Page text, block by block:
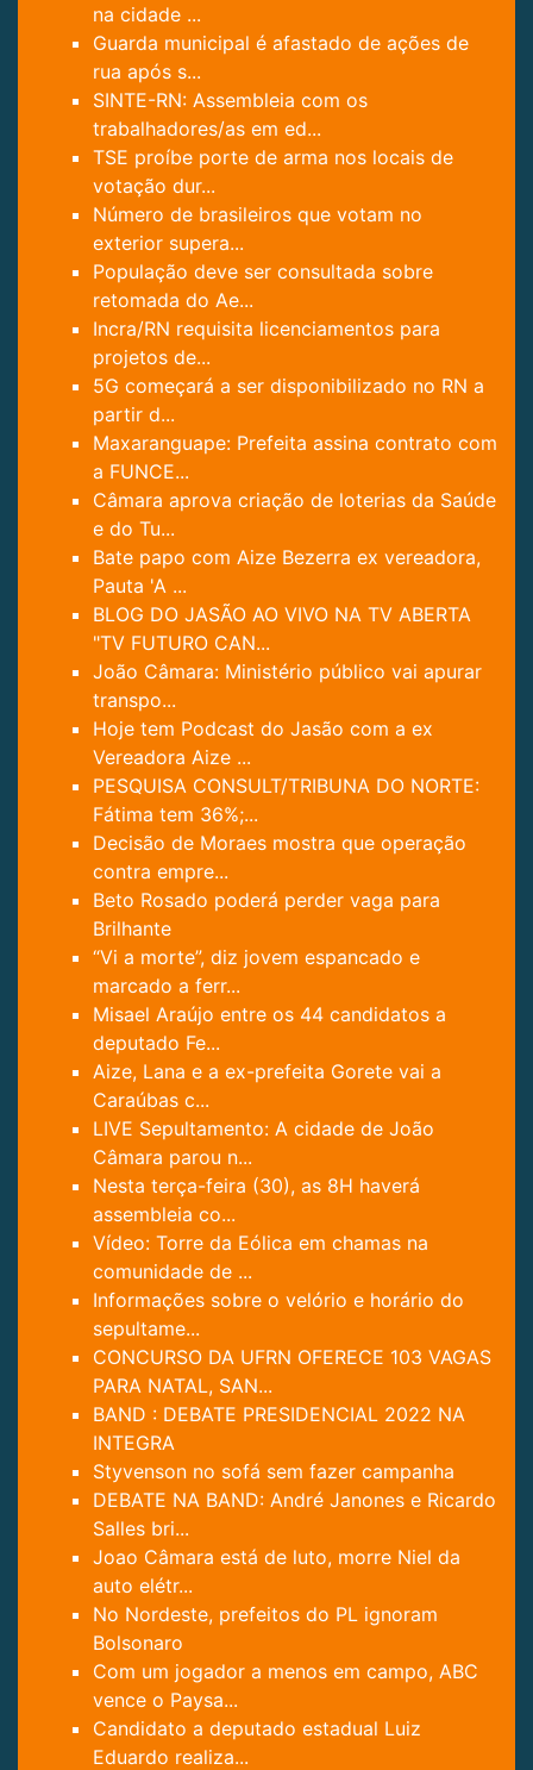
na cidade ...
Guarda municipal é afastado de ações de
rua após s...
SINTE-RN: Assembleia com os
trabalhadores/as em ed...
TSE proíbe porte de arma nos locais de
votação dur...
Número de brasileiros que votam no
exterior supera...
População deve ser consultada sobre
retomada do Ae...
Incra/RN requisita licenciamentos para
projetos de...
5G começará a ser disponibilizado no RN a
partir d...
Maxaranguape: Prefeita assina contrato com
a FUNCE...
Câmara aprova criação de loterias da Saúde
e do Tu...
Bate papo com Aize Bezerra ex vereadora,
Pauta 'A ...
BLOG DO JASÃO AO VIVO NA TV ABERTA
"TV FUTURO CAN...
João Câmara: Ministério público vai apurar
transpo...
Hoje tem Podcast do Jasão com a ex
Vereadora Aize ...
PESQUISA CONSULT/TRIBUNA DO NORTE:
Fátima tem 36%;...
Decisão de Moraes mostra que operação
contra empre...
Beto Rosado poderá perder vaga para
Brilhante
“Vi a morte”, diz jovem espancado e
marcado a ferr...
Misael Araújo entre os 44 candidatos a
deputado Fe...
Aize, Lana e a ex-prefeita Gorete vai a
Caraúbas c...
LIVE Sepultamento: A cidade de João
Câmara parou n...
Nesta terça-feira (30), as 8H haverá
assembleia co...
Vídeo: Torre da Eólica em chamas na
comunidade de ...
Informações sobre o velório e horário do
sepultame...
CONCURSO DA UFRN OFERECE 103 VAGAS
PARA NATAL, SAN...
BAND : DEBATE PRESIDENCIAL 2022 NA
INTEGRA
Styvenson no sofá sem fazer campanha
DEBATE NA BAND: André Janones e Ricardo
Salles bri...
Joao Câmara está de luto, morre Niel da
auto elétr...
No Nordeste, prefeitos do PL ignoram
Bolsonaro
Com um jogador a menos em campo, ABC
vence o Paysa...
Candidato a deputado estadual Luiz
Eduardo realiza...